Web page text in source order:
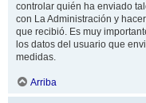
controlar quién ha enviado
con La Administración y
que recibió. Es muy
los datos del usuario que
medidas.
Arriba